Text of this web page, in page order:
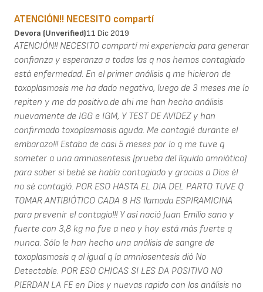
ATENCIÓN!! NECESITO compartí
Devora (unverified)11 Dic 2019
ATENCIÓN!! NECESITO compartí mi experiencia para generar
confianza y esperanza a todas las q nos hemos contagiado
está enfermedad. En el primer análisis q me hicieron de
toxoplasmosis me ha dado negativo, luego de 3 meses me lo
repiten y me da positivo.de ahi me han hecho análisis
nuevamente de IGG e IGM, Y TEST DE AVIDEZ y han
confirmado toxoplasmosis aguda. Me contagié durante el
embarazo!!! Estaba de casi 5 meses por lo q me tuve q
someter a una amniosentesis (prueba del líquido amniótico)
para saber si bebé se había contagiado y gracias a Dios él
no sé contagió. POR ESO HASTA EL DIA DEL PARTO TUVE Q
TOMAR ANTIBIÓTICO CADA 8 HS llamada ESPIRAMICINA
para prevenir el contagio!!! Y así nació Juan Emilio sano y
fuerte con 3,8 kg no fue a neo y hoy está más fuerte q
nunca. Sólo le han hecho una análisis de sangre de
toxoplasmosis q al igual q la amniosentesis dió No
Detectable. POR ESO CHICAS SI LES DA POSITIVO NO
PIERDAN LA FE en Dios y nuevas rapido con los análisis no